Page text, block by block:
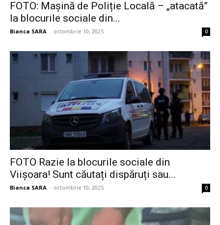
FOTO: Mașină de Poliție Locală – „atacată”
la blocurile sociale din...
Bianca SARA - octombrie 10, 2025 0
FOTO Razie la blocurile sociale din
Viișoara! Sunt căutați dispăruți sau...
Bianca SARA - octombrie 10, 2025 0